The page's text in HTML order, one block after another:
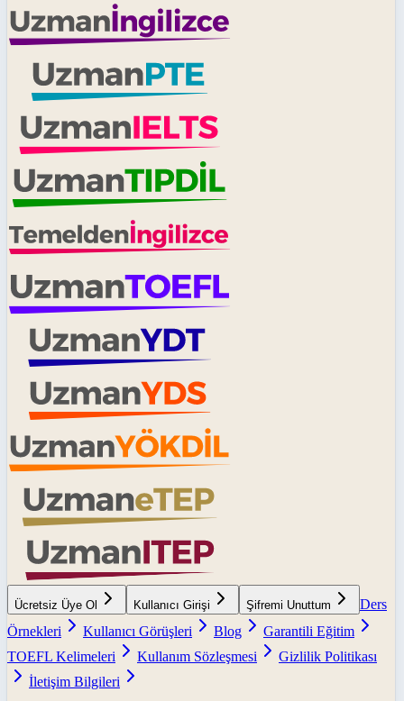
Ücretsiz Üye Ol Kullanıcı Girişi Şifremi Unuttum
Ders
Örnekleri
Kullanıcı Görüşleri Blog
Garantili Eğitim
TOEFL Kelimeleri
Kullanım Sözleşmesi
Gizlilik Politikası
İletişim Bilgileri